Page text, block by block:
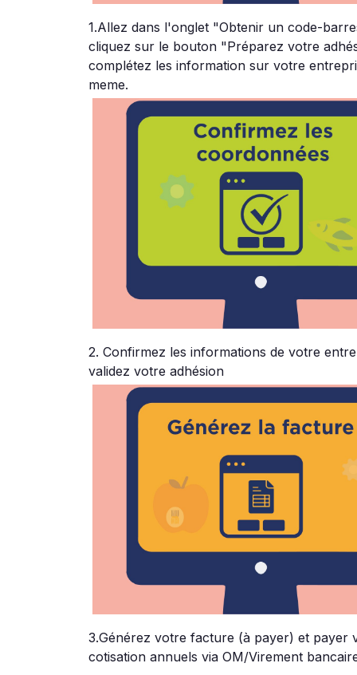
1.Allez dans l'onglet "Obtenir un code-
cliquez sur le bouton "Préparez votre
complétez les information sur votre
meme.
2. Confirmez les informations de votre
validez votre adhésion
3.Générez votre facture (à payer) et payer
cotisation annuels via OM/Virement